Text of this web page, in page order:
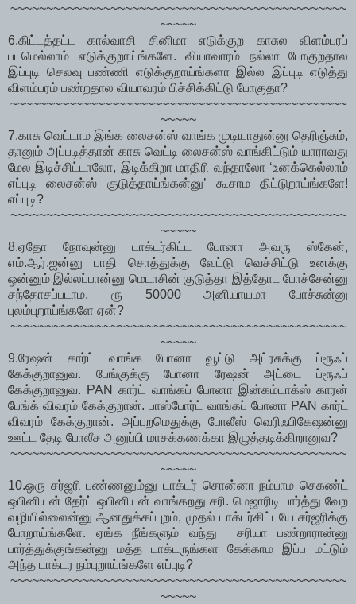
~~~~~~~~~~~~~~~~~~~~~~~~~~~~~~~~~~~~~~~~~~~~~~~
~~~~~
6.கிட்டத்தட்ட கால்வாசி சினிமா எடுக்குற காசுல விளம்பரப்
படமெல்லாம் எடுக்குறாய்ங்களே. வியாவாரம் நல்லா போகுறதால
இப்புடி செலவு பண்ணி எடுக்குறாய்ங்களா இல்ல இப்புடி எடுத்து
விளம்பரம் பண்றதால வியாவரம் பிச்சிக்கிட்டு போகுதா?
~~~~~~~~~~~~~~~~~~~~~~~~~~~~~~~~~~~~~~~~~~~~~~~
~~~~~
7.காசு வெட்டாம இங்க லைசன்ஸ் வாங்க முடியாதுன்னு தெரிஞ்சும்,
தானும் அப்படித்தான் காசு வெட்டி லைசன்ஸ் வாங்கிட்டும் யாராவது
மேல இடிச்சிட்டாலோ, இடிக்கிறா மாதிரி வந்தாலோ ‘உனக்கெல்லாம்
எப்புடி லைசன்ஸ் குடுத்தாய்ங்கன்னு’ கூசாம திட்டுறாய்ங்களே!
எப்புடி?
~~~~~~~~~~~~~~~~~~~~~~~~~~~~~~~~~~~~~~~~~~~~~~~
~~~~~
8.ஏதோ நோவுன்னு டாக்டர்கிட்ட போனா அவரு ஸ்கேன்,
எம்.ஆர்.ஐன்னு பாதி சொத்துக்கு வேட்டு வெச்சிட்டு உனக்கு
ஒன்னும் இல்லப்பான்னு மெடாசின் குடுத்தா இத்தோட போச்சேன்னு
சந்தோசப்படாம, ரூ 50000 அனியாயமா போச்சுன்னு
புலம்புறாய்ங்களே ஏன்?
~~~~~~~~~~~~~~~~~~~~~~~~~~~~~~~~~~~~~~~~~~~~~~~
~~~~~
9.ரேஷன் கார்ட் வாங்க போனா வூட்டு அட்ரசுக்கு ப்ரூஃப்
கேக்குறானுவ. பேங்குக்கு போனா ரேஷன் அட்டை ப்ரூஃப்
கேக்குறானுவ. PAN கார்ட் வாங்கப் போனா இன்கம்டாக்ஸ் காரன்
பேங்க் விவரம் கேக்குறான். பாஸ்போர்ட் வாங்கப் போனா PAN கார்ட்
விவரம் கேக்குறான். அப்புறமெதுக்கு போலீஸ் வெரிஃபிகேஷன்னு
ஊட்ட தேடி போலீச அனுப்பி மாசக்கணக்கா இழுத்தடிக்கிறானுவ?
~~~~~~~~~~~~~~~~~~~~~~~~~~~~~~~~~~~~~~~~~~~~~~~
~~~~~
10.ஒரு சர்ஜரி பண்ணனும்னு டாக்டர் சொன்னா நம்பாம செகண்ட்
ஒபினியன் தேர்ட் ஒபினியன் வாங்கறது சரி. மெஜாரிடி பார்த்து வேற
வழியில்லைன்னு ஆனதுக்கப்புறம், முதல் டாக்டர்கிட்டயே சர்ஜரிக்கு
போறாய்ங்களே. ஏங்க நீங்களும் வந்து சரியா பண்றாரான்னு
பார்த்துக்குங்கன்னு மத்த டாக்டருங்கள கேக்காம இப்ப மட்டும்
அந்த டாக்டர நம்புறாய்ங்களே எப்புடி?
~~~~~~~~~~~~~~~~~~~~~~~~~~~~~~~~~~~~~~~~~~~~~~~
~~~~~